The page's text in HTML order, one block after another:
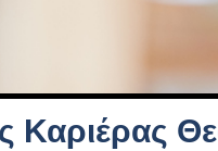
Καριέρας